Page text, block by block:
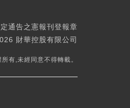
通告之憲報刊登報章
財華控股有限公司
有,未經同意不得轉載。